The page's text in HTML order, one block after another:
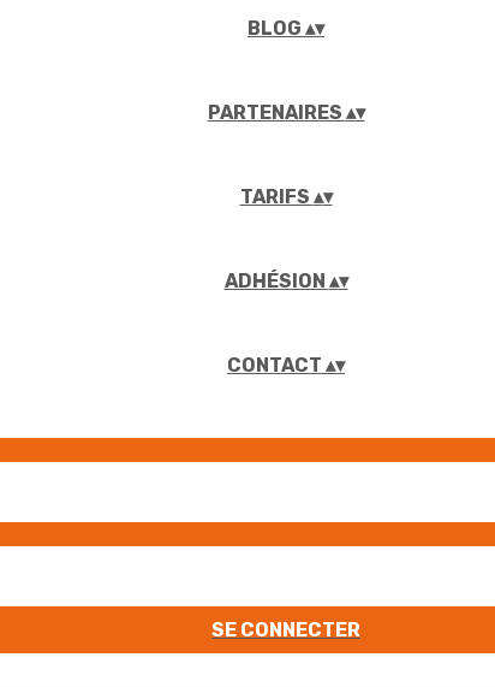
BLOG ▴▾
PARTENAIRES ▴▾
TARIFS ▴▾
ADHÉSION ▴▾
CONTACT ▴▾
SE CONNECTER